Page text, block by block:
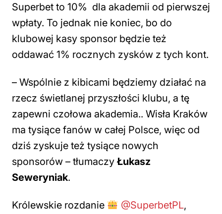
Superbet to 10% dla akademii od pierwszej
wpłaty. To jednak nie koniec, bo do
klubowej kasy sponsor będzie też
oddawać 1% rocznych zysków z tych kont.
– Wspólnie z kibicami będziemy działać na
rzecz świetlanej przyszłości klubu, a tę
zapewni czołowa akademia.. Wisła Kraków
ma tysiące fanów w całej Polsce, więc od
dziś zyskuje też tysiące nowych
sponsorów – tłumaczy Łukasz
Seweryniak.
Królewskie rozdanie @SuperbetPL,